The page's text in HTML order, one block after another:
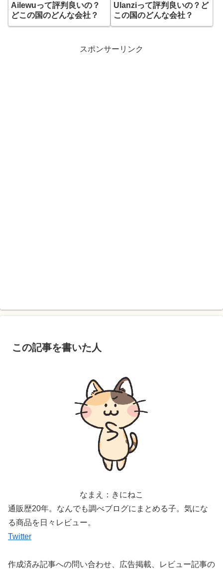
Ailewuって評判良いの？
どこの国のどんな会社？
Ulanziって評判良いの？ど
この国のどんな会社？
スポンサーリンク
この記事を書いた人
なまえ：きにねこ
通販歴20年。なんでも調べブログにまとめる子。気にな
る商品を日々レビュー。
Twitter
作成済み記事への問い合わせ、広告掲載、レビュー記事の